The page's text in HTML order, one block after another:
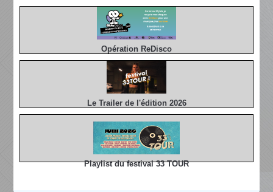
Opération ReDisco
Le Trailer de l'édition 2026
Playlist du festival 33 TOUR